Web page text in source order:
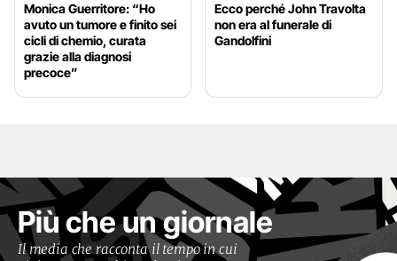
Monica Guerritore: “Ho
avuto un tumore e finito sei
cicli di chemio, curata
grazie alla diagnosi
precoce”
Ecco perché John Travolta
non era al funerale di
Gandolfini
Più che un giornale
Il media che racconta il tempo in cui